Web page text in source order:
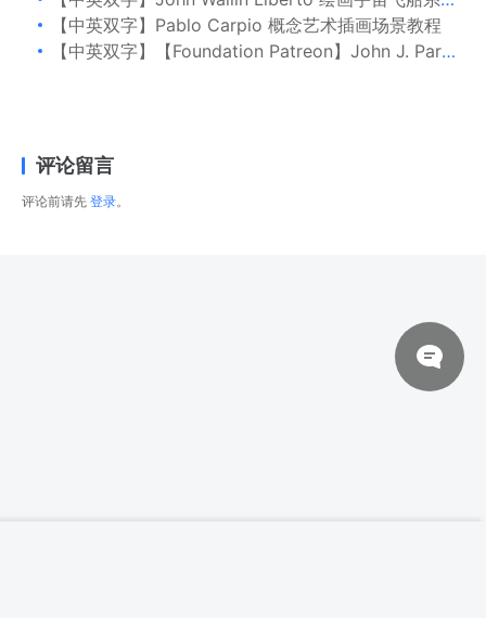
【中英双字】Pablo Carpio 概念艺术插画场景教程
【中英双字】【Foundation Patreon】John J. Park 将研究应用于概念：关键帧组合
评论留言
评论前请先 登录。